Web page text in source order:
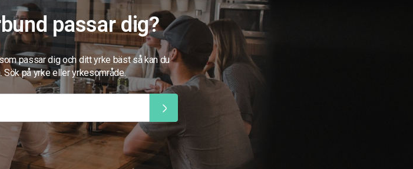
passar dig?
passar dig och ditt yrke bäst så kan du
Sök på yrke eller yrkesområde.